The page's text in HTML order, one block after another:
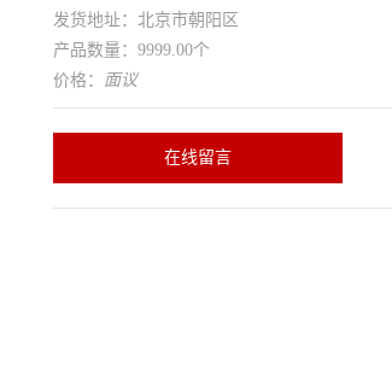
发货地址：北京市朝阳区
产品数量：9999.00个
价格： 面议
在线留言